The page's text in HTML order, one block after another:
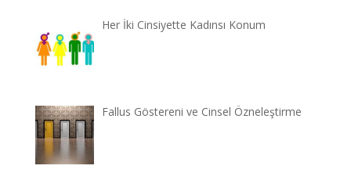
Her İki Cinsiyette Kadınsı Konum
Fallus Göstereni ve Cinsel Özneleştirme